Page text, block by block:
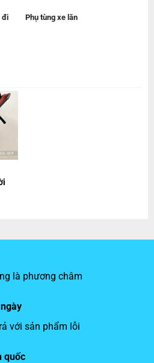
đi Phụ tùng xe lăn
là phương châm
với sản phẩm lỗi
quốc